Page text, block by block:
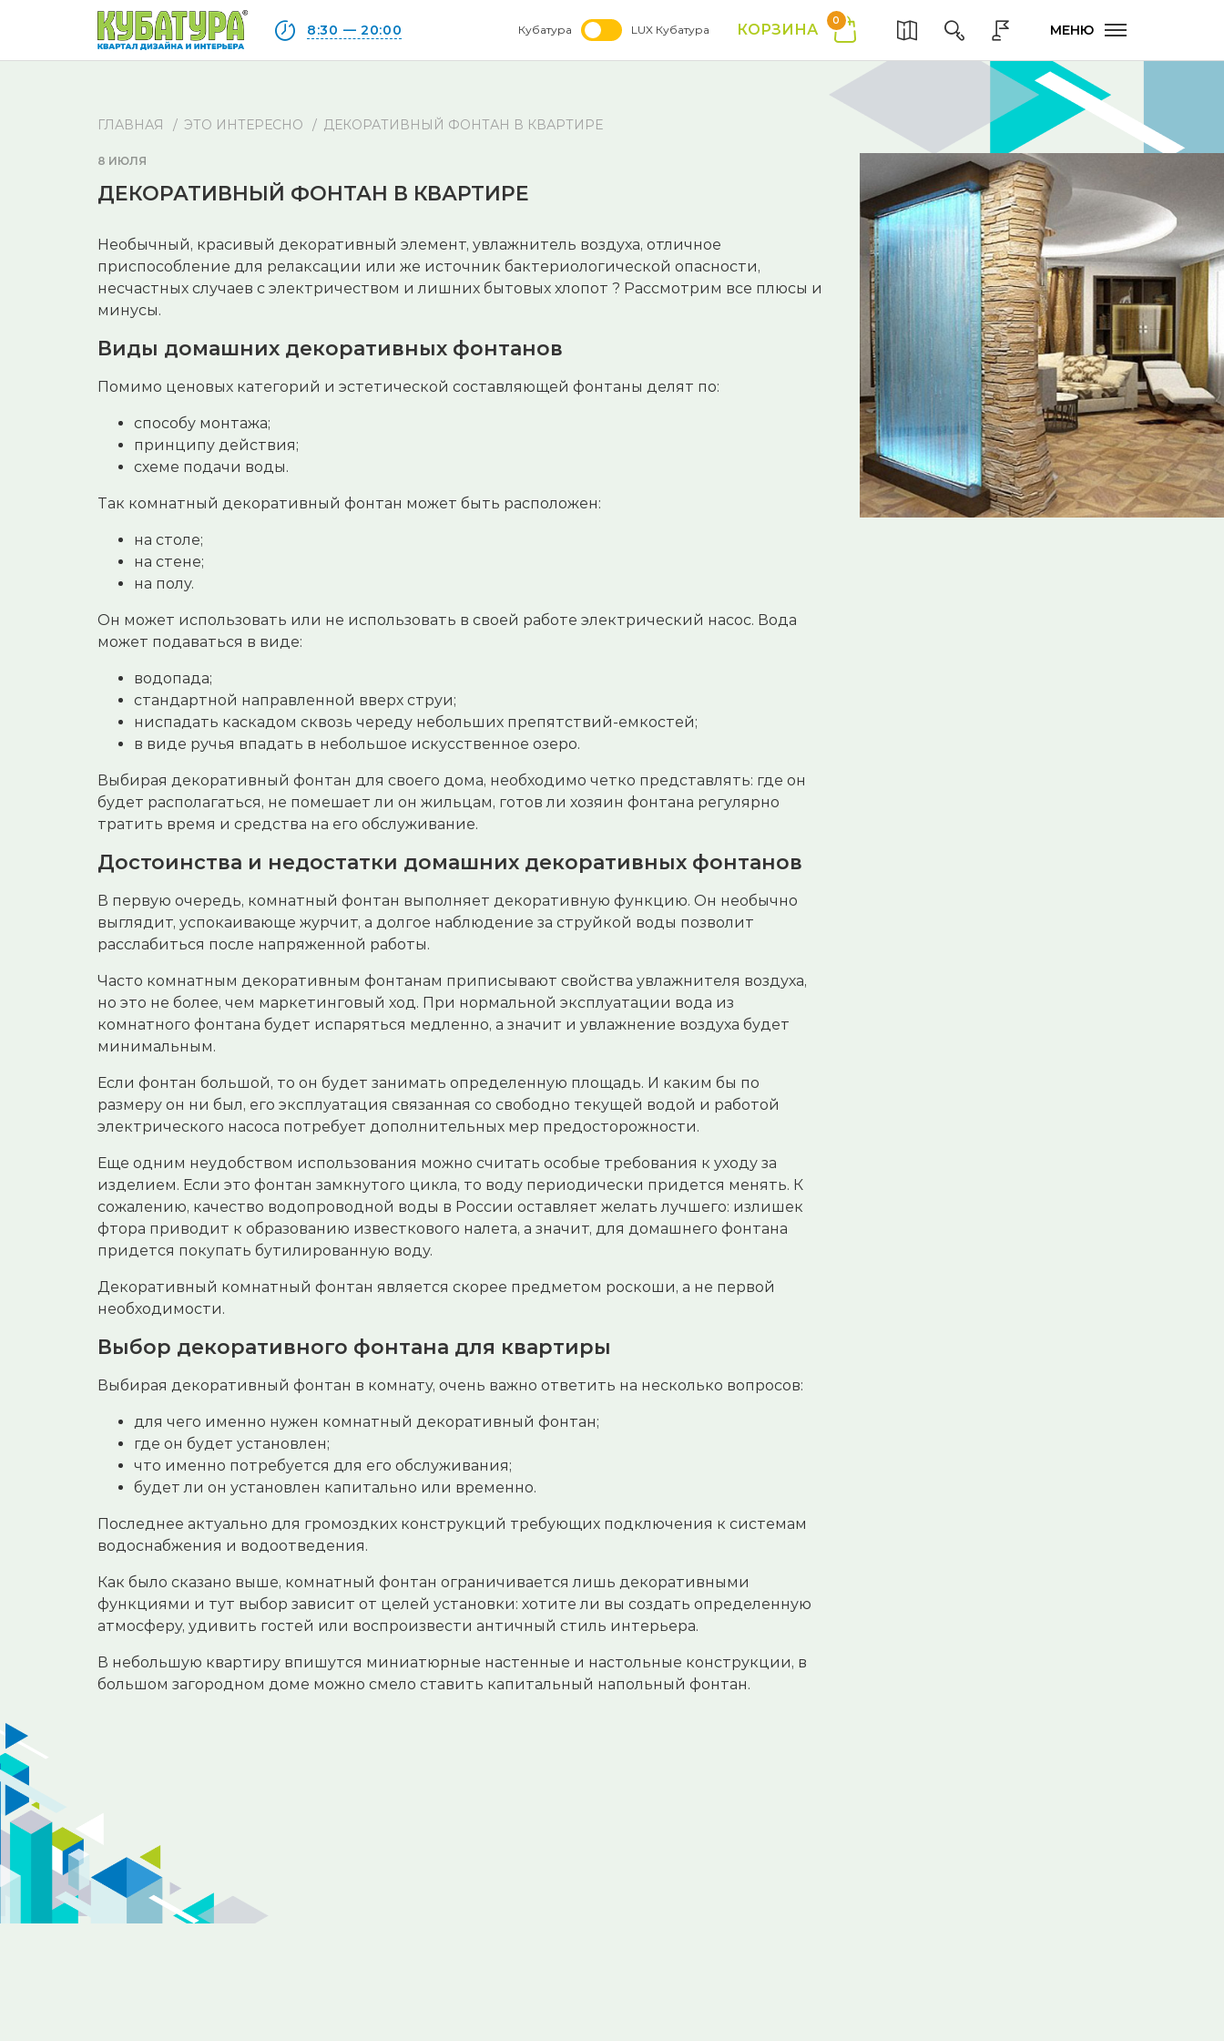
8:30 — 20:00 Кубатура LUX Кубатура КОРЗИНА
0
МЕНЮ
ГЛАВНАЯ ЭТО ИНТЕРЕСНО ДЕКОРАТИВНЫЙ ФОНТАН В КВАРТИРЕ
8 ИЮЛЯ
ДЕКОРАТИВНЫЙ ФОНТАН В КВАРТИРЕ
Необычный, красивый декоративный элемент, увлажнитель воздуха, отличное
приспособление для релаксации или же источник бактериологической опасности,
несчастных случаев с электричеством и лишних бытовых хлопот ? Рассмотрим все плюсы и
минусы.
Виды домашних декоративных фонтанов
Помимо ценовых категорий и эстетической составляющей фонтаны делят по:
способу монтажа;
принципу действия;
схеме подачи воды.
Так комнатный декоративный фонтан может быть расположен:
на столе;
на стене;
на полу.
Он может использовать или не использовать в своей работе электрический насос. Вода
может подаваться в виде:
водопада;
стандартной направленной вверх струи;
ниспадать каскадом сквозь череду небольших препятствий-емкостей;
в виде ручья впадать в небольшое искусственное озеро.
Выбирая декоративный фонтан для своего дома, необходимо четко представлять: где он
будет располагаться, не помешает ли он жильцам, готов ли хозяин фонтана регулярно
тратить время и средства на его обслуживание.
Достоинства и недостатки домашних декоративных фонтанов
В первую очередь, комнатный фонтан выполняет декоративную функцию. Он необычно
выглядит, успокаивающе журчит, а долгое наблюдение за струйкой воды позволит
расслабиться после напряженной работы.
Часто комнатным декоративным фонтанам приписывают свойства увлажнителя воздуха,
но это не более, чем маркетинговый ход. При нормальной эксплуатации вода из
комнатного фонтана будет испаряться медленно, а значит и увлажнение воздуха будет
минимальным.
Если фонтан большой, то он будет занимать определенную площадь. И каким бы по
размеру он ни был, его эксплуатация связанная со свободно текущей водой и работой
электрического насоса потребует дополнительных мер предосторожности.
Еще одним неудобством использования можно считать особые требования к уходу за
изделием. Если это фонтан замкнутого цикла, то воду периодически придется менять. К
сожалению, качество водопроводной воды в России оставляет желать лучшего: излишек
фтора приводит к образованию известкового налета, а значит, для домашнего фонтана
придется покупать бутилированную воду.
Декоративный комнатный фонтан является скорее предметом роскоши, а не первой
необходимости.
Выбор декоративного фонтана для квартиры
Выбирая декоративный фонтан в комнату, очень важно ответить на несколько вопросов:
для чего именно нужен комнатный декоративный фонтан;
где он будет установлен;
что именно потребуется для его обслуживания;
будет ли он установлен капитально или временно.
Последнее актуально для громоздких конструкций требующих подключения к системам
водоснабжения и водоотведения.
Как было сказано выше, комнатный фонтан ограничивается лишь декоративными
функциями и тут выбор зависит от целей установки: хотите ли вы создать определенную
атмосферу, удивить гостей или воспроизвести античный стиль интерьера.
В небольшую квартиру впишутся миниатюрные настенные и настольные конструкции, в
большом загородном доме можно смело ставить капитальный напольный фонтан.